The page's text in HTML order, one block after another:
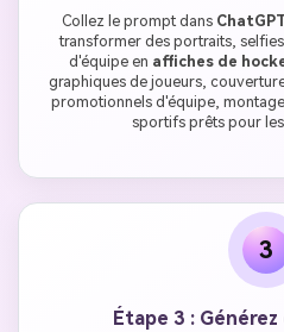
Collez le prompt dans
transformer des portraits,
d'équipe en affiches de
graphiques de joueurs,
promotionnels d'équipe,
sportifs prêts pour
3
Étape 3 :